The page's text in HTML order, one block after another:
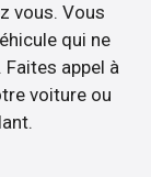
vous. Vous
qui ne
Faites appel à
voiture ou